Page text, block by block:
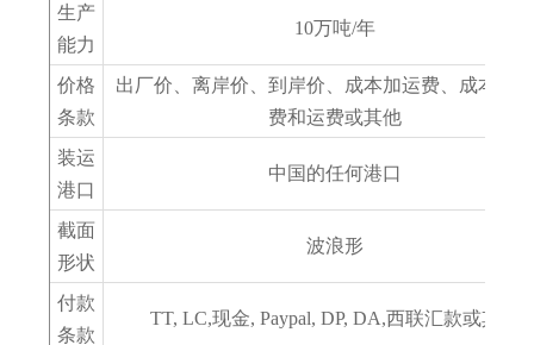
生产
能力
10万吨/年
价格
条款
出厂价、离岸价、到岸价、成本加运费、成本加
费和运费或其他
装运
港口
中国的任何港口
截面
形状
波浪形
付款
条款
TT, LC,现金, Paypal, DP, DA,西联汇款或其他